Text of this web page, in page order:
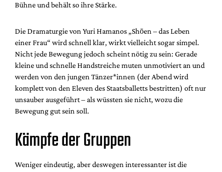
Bühne und behält so ihre Stärke.
Die Dramaturgie von Yuri Hamanos „Shōen – das Leben
einer Frau“ wird schnell klar, wirkt vielleicht sogar simpel.
Nicht jede Bewegung jedoch scheint nötig zu sein: Gerade
kleine und schnelle Handstreiche muten unmotiviert an und
werden von den jungen Tänzer*innen (der Abend wird
komplett von den Eleven des Staatsballetts bestritten) oft nur
unsauber ausgeführt – als wüssten sie nicht, wozu die
Bewegung gut sein soll.
Kämpfe der Gruppen
Weniger eindeutig, aber deswegen interessanter ist die